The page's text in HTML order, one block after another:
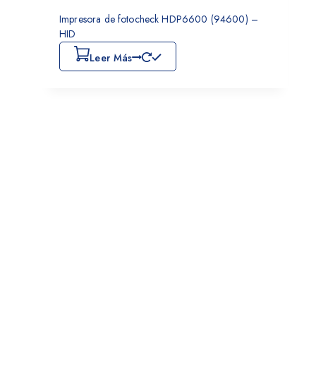
Impresora de fotocheck HDP6600 (94600) –
HID
Leer Más